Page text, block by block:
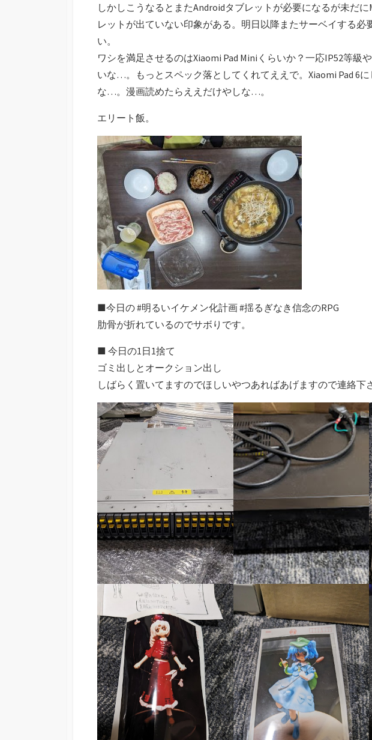
しかしこうなるとまたAndroidタブレットが必要になるが未だに
レットが出ていない印象がある。明日以降またサーベイする
い。
ワシを満足させるのはXiaomi Pad Miniくらいか？一応IP52等級
いな…。もっとスペック落としてくれてええで。Xiaomi Pad 6
な…。漫画読めたらええだけやしな…。
エリート飯。
■今日の #明るいイケメン化計画 #揺るぎなき信念のRPG
肋骨が折れているのでサボりです。
■ 今日の1日1捨て
ゴミ出しとオークション出し
しばらく置いてますのでほしいやつあればあげますので連絡下